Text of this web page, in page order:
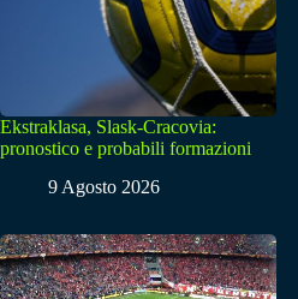
Ekstraklasa, Slask-Cracovia:
pronostico e probabili formazioni
9 Agosto 2026